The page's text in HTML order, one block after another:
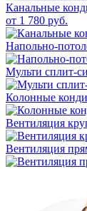
Канальные
от 1 780 руб.
Напольно-
Мульти сплит-
Колонные
Вентиляция
Вентиляция